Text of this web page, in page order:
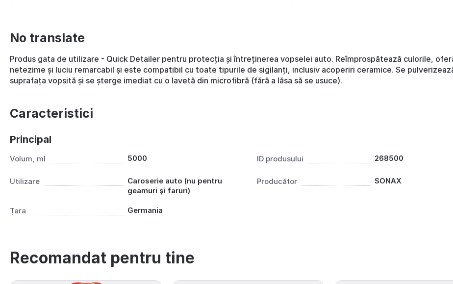
No translate
Produs gata de utilizare - Quick Detailer pentru protecția și întreținerea vopselei auto. Reîmprospătează culorile,
netezime și luciu remarcabil și este compatibil cu toate tipurile de sigilanți, inclusiv acoperiri ceramice. Se
suprafața vopsită și se șterge imediat cu o lavetă din microfibră (fără a lăsa să se usuce).
Caracteristici
Principal
Volum, ml 5000 ID produsului 268500
Utilizare
Caroserie auto (nu pentru
geamuri și faruri)
Producător SONAX
Țara Germania
Recomandat pentru tine